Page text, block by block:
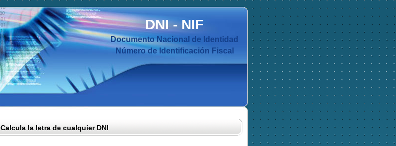
DNI-NIF
Documento Nacional de Identidad
Número de Identificación Fiscal
Calcula la letra de cualquier DNI